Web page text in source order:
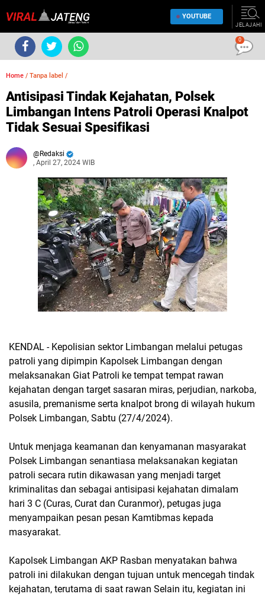
YOUTUBE
JELAJAHI
Home / Tanpa label /
Antisipasi Tindak Kejahatan, Polsek
Limbangan Intens Patroli Operasi Knalpot
Tidak Sesuai Spesifikasi
Redaksi
, April 27, 2024 WIB
KENDAL - Kepolisian sektor Limbangan melalui petugas
patroli yang dipimpin Kapolsek Limbangan dengan
melaksanakan Giat Patroli ke tempat tempat rawan
kejahatan dengan target sasaran miras, perjudian, narkoba,
asusila, premanisme serta knalpot brong di wilayah hukum
Polsek Limbangan, Sabtu (27/4/2024).
Untuk menjaga keamanan dan kenyamanan masyarakat
Polsek Limbangan senantiasa melaksanakan kegiatan
patroli secara rutin dikawasan yang menjadi target
kriminalitas dan sebagai antisipasi kejahatan dimalam
hari 3 C (Curas, Curat dan Curanmor), petugas juga
menyampaikan pesan pesan Kamtibmas kepada
masyarakat.
Kapolsek Limbangan AKP Rasban menyatakan bahwa
patroli ini dilakukan dengan tujuan untuk mencegah tindak
kejahatan, terutama di saat rawan Selain itu, kegiatan ini
0